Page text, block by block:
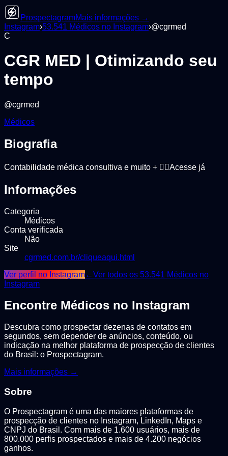
ProspectagramMais informações →
Instagram›53.541 Médicos no Instagram›@cgrmed
C
CGR MED | Otimizando seu
tempo
@cgrmed
Médicos
Biografia
Contabilidade médica consultiva e muito + 👇🏼Acesse já
Informações
Categoria
Médicos
Conta verificada
Não
Site
cgrmed.com.br/cliqueaqui.html
Ver perfil no Instagram←Ver todos os 53.541 Médicos no
Instagram
Encontre Médicos no Instagram
Descubra como prospectar dezenas de contatos em
segundos, sem depender de anúncios, conteúdo, ou
indicação na melhor plataforma de prospecção de clientes
do Brasil: o Prospectagram.
Mais informações →
Sobre
O Prospectagram é uma das maiores plataformas de
prospecção de clientes no Instagram, LinkedIn, Maps e
CNPJ do Brasil. Com mais de 1.600 usuários, mais de
800.000 perfis prospectados e mais de 4.200 negócios
ganhos.